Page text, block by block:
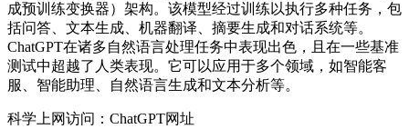
成预训练变换器）架构。该模型经过训练以执行多种任务，包
括问答、文本生成、机器翻译、摘要生成和对话系统等。
ChatGPT在诸多自然语言处理任务中表现出色，且在一些基准
测试中超越了人类表现。它可以应用于多个领域，如智能客
服、智能助理、自然语言生成和文本分析等。
科学上网访问：ChatGPT网址